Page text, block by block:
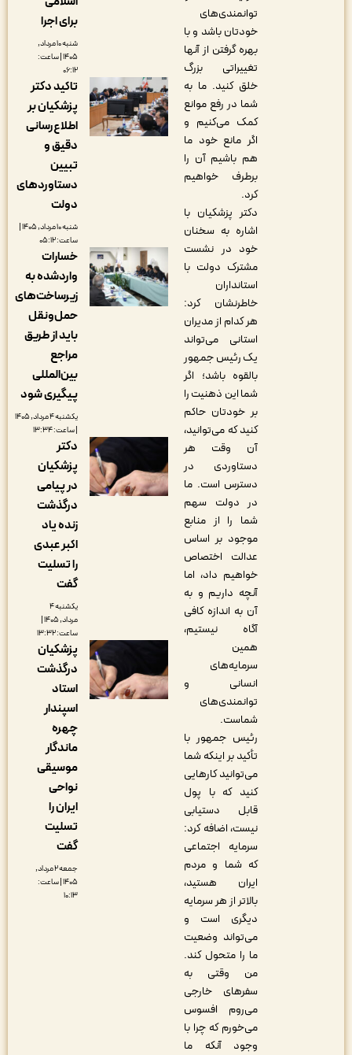
توانمندی‌های
خودتان باشد و با
بهره گرفتن از آنها
تغییراتی بزرگ
خلق کنید. ما به
شما در رفع موانع
کمک می‌کنیم و
اگر مانع خود ما
هم باشیم آن را
برطرف خواهیم
دکتر پزشکیان با
اشاره به سخنان
خود در نشست
مشترک دولت با
استانداران
خاطرنشان کرد:
هر کدام از مدیران
استانی می‌تواند
یک رئیس جمهور
بالقوه باشد؛ اگر
شما این ذهنیت را
بر خودتان حاکم
کنید که می‌توانید،
آن وقت هر
دستاوردی در
دسترس است. ما
در دولت سهم
شما را از منابع
موجود بر اساس
عدالت اختصاص
خواهیم داد، اما
آنچه داریم و به
آن به اندازه کافی
آگاه نیستیم،
سرمایه‌های
انسانی و
توانمندی‌های
شماست.
رئیس جمهور با
تأکید بر اینکه شما
می‌توانید کارهایی
کنید که با پول
قابل دستیابی
نیست، اضافه کرد:
سرمایه اجتماعی
که شما و مردم
ایران هستید،
بالاتر از هر سرمایه
دیگری است و
می‌تواند وضعیت
ما را متحول کند.
من وقتی به
سفرهای خارجی
می‌روم افسوس
می‌خورم که چرا با
وجود آنکه ما
برای اجرا
شنبه ۱۰ مرداد,
۱۴۰۵ | ساعت:
تاکید دکتر
پزشکیان بر
اطلاع‌رسانی
دستاوردهای
شنبه ۱۰ مرداد, ۱۴۰۵ |
خسارات
واردشده به
زیرساخت‌های
حمل‌ونقل
باید از طریق
بین‌المللی
پیگیری شود
یکشنبه ۴ مرداد, ۱۴۰۵
دکتر
پزشکیان
در پیامی
درگذشت
زنده یاد
اکبر عبدی
را تسلیت
مرداد, ۱۴۰۵ |
پزشکیان
درگذشت
استاد
موسیقی
جمعه ۲ مرداد,
۱۴۰۵ | ساعت: